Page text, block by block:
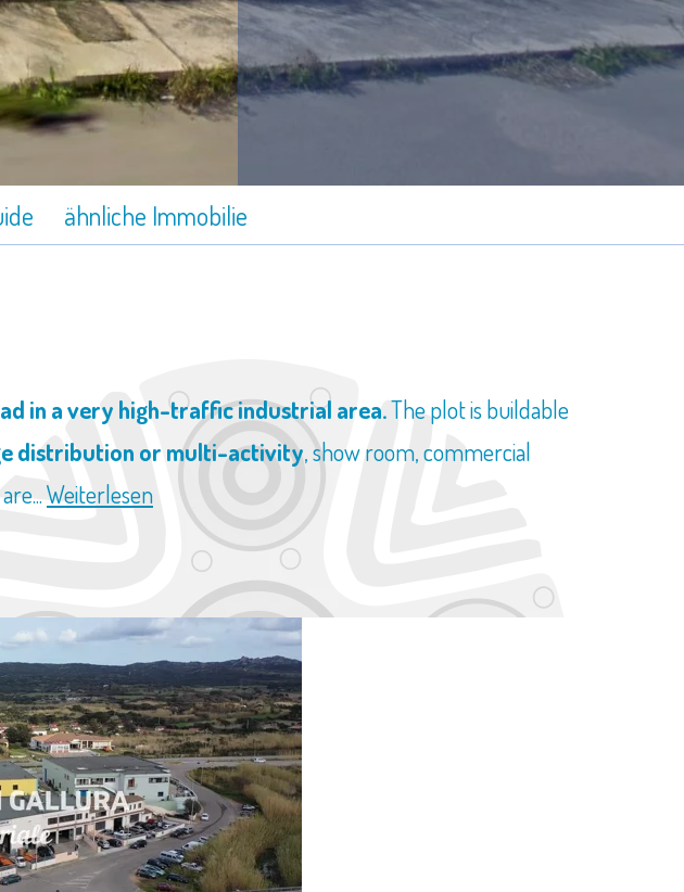
ähnliche Immobilie
in a very high-traffic industrial area.The plot is buildable
distribution or multi-activity, show room, commercial
are...Weiterlesen